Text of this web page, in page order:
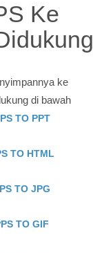
Ke
ke
di bawah
TO PPT
TO HTML
TO JPG
TO GIF